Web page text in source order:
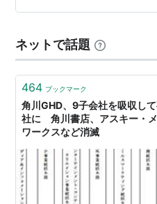
ス・チューン/稀周悠希・黒
河和希 表2・3流民 表4月島
角川書店
ネットで話題
464 ブックマーク
角川GHD、9子会社を吸収し
社に 角川書店、アスキー・
ワークスなど消滅